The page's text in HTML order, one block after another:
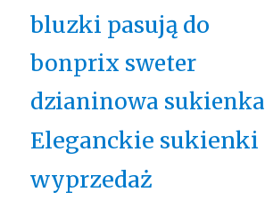
bluzki pasują do
bonprix sweter
dzianinowa sukienka
Eleganckie sukienki
wyprzedaż